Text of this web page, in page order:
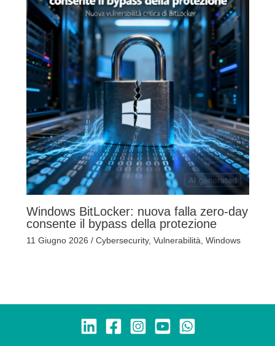
Windows BitLocker: nuova falla zero-day
consente il bypass della protezione
11 Giugno 2026 / Cybersecurity, Vulnerabilità, Windows